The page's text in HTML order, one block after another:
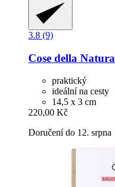
3.8 (9)
Cose della Natura
praktický
ideální na cesty
14,5 x 3 cm
220,00 Kč
Doručení do 12. srpna